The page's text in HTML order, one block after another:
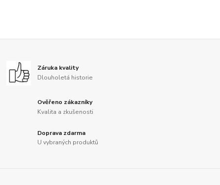
Záruka kvality
Dlouholetá historie
Ověřeno zákazníky
Kvalita a zkušenosti
Doprava zdarma
U vybraných produktů